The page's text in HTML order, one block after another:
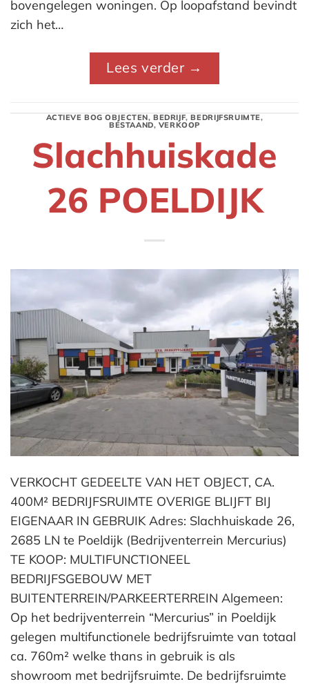
bovengelegen woningen. Op loopafstand bevindt
zich het…
Lees verder →
ACTIEVE BOG OBJECTEN, BEDRIJF,BEDRIJFSRUIMTE,
BESTAAND, VERKOOP
Slachhuiskade
26 POELDIJK
VERKOCHT GEDEELTE VAN HET OBJECT, CA.
400M² BEDRIJFSRUIMTE OVERIGE BLIJFT BIJ
EIGENAAR IN GEBRUIK Adres: Slachhuiskade 26,
2685 LN te Poeldijk (Bedrijventerrein Mercurius)
TE KOOP: MULTIFUNCTIONEEL
BEDRIJFSGEBOUW MET
BUITENTERREIN/PARKEERTERREIN Algemeen:
Op het bedrijventerrein “Mercurius” in Poeldijk
gelegen multifunctionele bedrijfsruimte van totaal
ca. 760m² welke thans in gebruik is als
showroom met bedrijfsruimte. De bedrijfsruimte